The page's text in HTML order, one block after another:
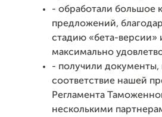
- обработали большое
предложений,
стадию «бета-версии»
максимально
- получили
соответствие нашей
Регламента
несколькими